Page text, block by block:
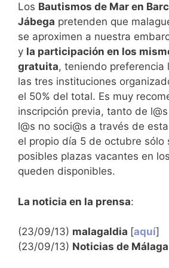
Los Bautismos de Mar en
Jábega pretenden que
se aproximen a nuestra
y la participación en los
gratuita, teniendo preferencia
las tres instituciones
el 50% del total. Es muy
inscripción previa, tanto de
l@s no soci@s a través de
el propio día 5 de octubre sólo
posibles plazas vacantes en
queden disponibles.
La noticia en la prensa:
(23/09/13) malagaldia [aquí]
(23/09/13) Noticias de Málaga